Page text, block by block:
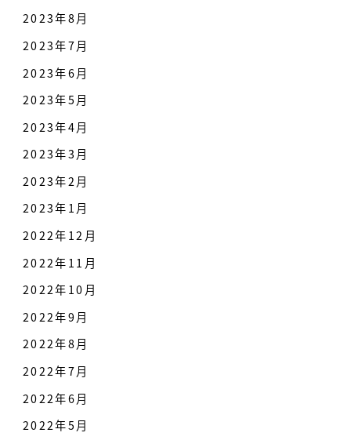
2023年8月
2023年7月
2023年6月
2023年5月
2023年4月
2023年3月
2023年2月
2023年1月
2022年12月
2022年11月
2022年10月
2022年9月
2022年8月
2022年7月
2022年6月
2022年5月